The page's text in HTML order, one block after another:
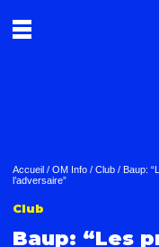
Accueil / OM Info / Club / Baup:
l’adversaire”
Club
Baup: “Les